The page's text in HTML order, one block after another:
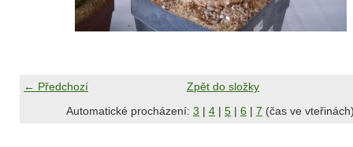
← Předchozí
Zpět do složky
Automatické procházení: 3 | 4 | 5 | 6 | 7 (čas ve